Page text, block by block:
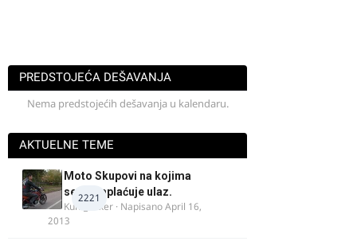
PREDSTOJEĆA DEŠAVANJA
Nema predstojećih dešavanja u kalendaru.
AKTUELNE TEME
2221
Moto Skupovi na kojima
se ne naplaćuje ulaz.
Kum_Mixer · NapisanoApril 16,
2013